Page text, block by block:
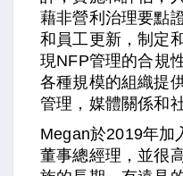
藉非營利治理要點
和員工更新，制定
現NFP管理的合規
各種規模的組織提
管理，媒體關係和
Megan於2019年加
董事總經理，並很